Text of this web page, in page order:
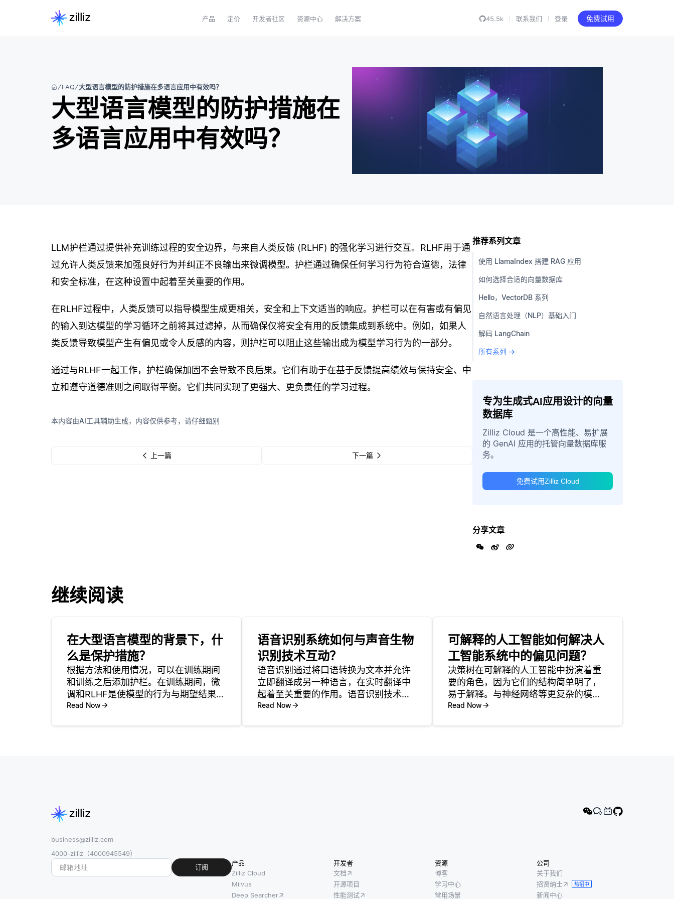
产品 定价 开发者社区 资源中心 解决方案 45.5k 联系我们 登录 免费试用
FAQ 大型语言模型的防护措施在多语言应用中有效吗？
大型语言模型的防护措施在
多语言应用中有效吗？
LLM护栏通过提供补充训练过程的安全边界，与来自人类反馈 (RLHF) 的强化学习进行交互。RLHF用于通
过允许人类反馈来加强良好行为并纠正不良输出来微调模型。护栏通过确保任何学习行为符合道德，法律
和安全标准，在这种设置中起着至关重要的作用。
在RLHF过程中，人类反馈可以指导模型生成更相关，安全和上下文适当的响应。护栏可以在有害或有偏见
的输入到达模型的学习循环之前将其过滤掉，从而确保仅将安全有用的反馈集成到系统中。例如，如果人
类反馈导致模型产生有偏见或令人反感的内容，则护栏可以阻止这些输出成为模型学习行为的一部分。
通过与RLHF一起工作，护栏确保加固不会导致不良后果。它们有助于在基于反馈提高绩效与保持安全、中
立和遵守道德准则之间取得平衡。它们共同实现了更强大、更负责任的学习过程。
本内容由AI工具辅助生成，内容仅供参考，请仔细甄别
上一篇 下一篇
推荐系列文章
使用 LlamaIndex 搭建 RAG 应用
如何选择合适的向量数据库
Hello，VectorDB 系列
自然语言处理（NLP）基础入门
解码 LangChain
所有系列 →
专为生成式AI应用设计的向量
数据库
Zilliz Cloud 是一个高性能、易扩展
的 GenAI 应用的托管向量数据库服
务。
免费试用Zilliz Cloud
分享文章
继续阅读
在大型语言模型的背景下，什
么是保护措施？
根据方法和使用情况，可以在训练期间
和训练之后添加护栏。在训练期间，微
调和RLHF是使模型的行为与期望结果保
持一致的常用技术。这些方法将护栏直
Read Now
语音识别系统如何与声音生物
识别技术互动？
语音识别通过将口语转换为文本并允许
立即翻译成另一种语言，在实时翻译中
起着至关重要的作用。语音识别技术的
核心是收听音频输入并处理听到的声音
Read Now
可解释的人工智能如何解决人
工智能系统中的偏见问题？
决策树在可解释的人工智能中扮演着重
要的角色，因为它们的结构简单明了，
易于解释。与神经网络等更复杂的模型
不同，决策树创建了决策过程的清晰可
Read Now
business@zilliz.com
4000-zilliz（4000945549）
订阅
产品
Zilliz Cloud
Milvus
Deep Searcher
开发者
文档
开源项目
性能测试
资源
博客
学习中心
常用场景
公司
关于我们
招贤纳士
热招中
新闻中心